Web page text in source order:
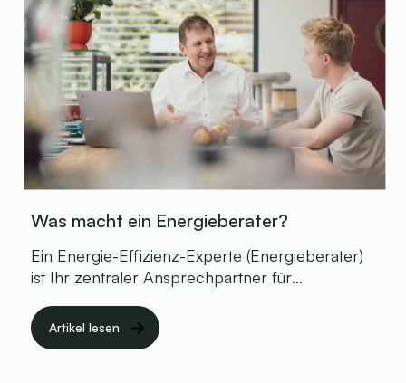
unterstützt.
Was macht ein Energieberater?
Ein Energie-Effizienz-Experte (Energieberater)
ist Ihr zentraler Ansprechpartner für
Immobilie. Die Hauptaufgaben umfassen die
Erstellung von Energieausweisen, die
Artikel lesen